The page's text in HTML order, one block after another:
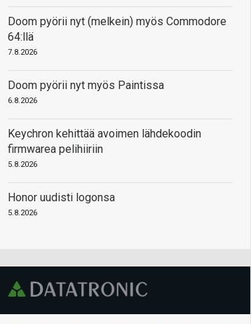
Doom pyörii nyt (melkein) myös Commodore
64:llä
7.8.2026
Doom pyörii nyt myös Paintissa
6.8.2026
Keychron kehittää avoimen lähdekoodin
firmwarea pelihiiriin
5.8.2026
Honor uudisti logonsa
5.8.2026